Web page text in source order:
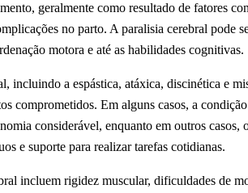
geralmente como resultado de fatores
no parto. A paralisia cerebral pode
motora e até as habilidades cognitivas.
incluindo a espástica, atáxica, discinética e
comprometidos. Em alguns casos, a
considerável, enquanto em outros casos,
e suporte para realizar tarefas cotidianas.
incluem rigidez muscular, dificuldades de